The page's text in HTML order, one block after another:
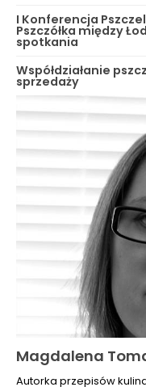
I Konferencja
Pszczółka między
spotkania
Współdziałanie
sprzedaży
Magdalena
Autorka przepisów